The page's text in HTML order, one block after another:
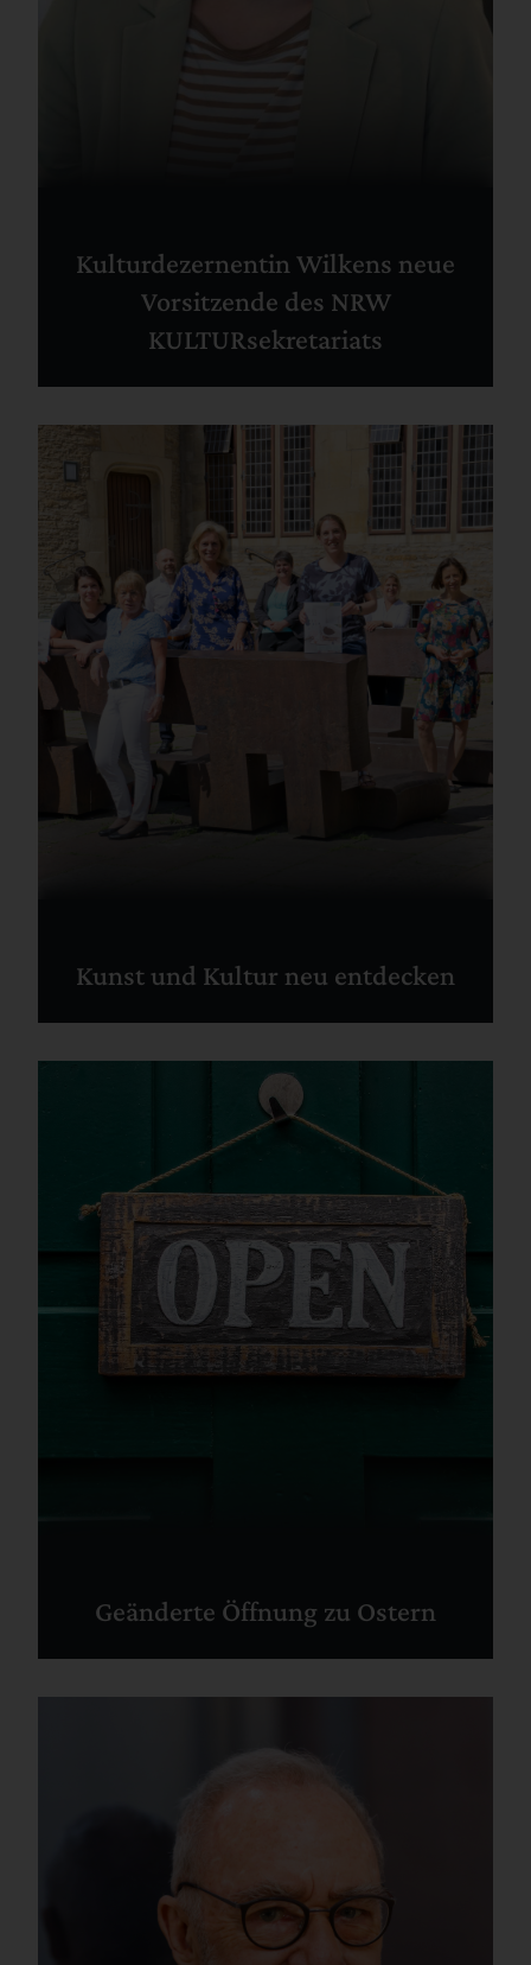
Kulturdezernentin Wilkens neue
Vorsitzende des NRW
KULTURsekretariats
Kunst und Kultur neu entdecken
Geänderte Öffnung zu Ostern